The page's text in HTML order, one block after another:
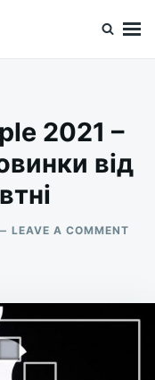
2021 –
від
LEAVE A COMMENT